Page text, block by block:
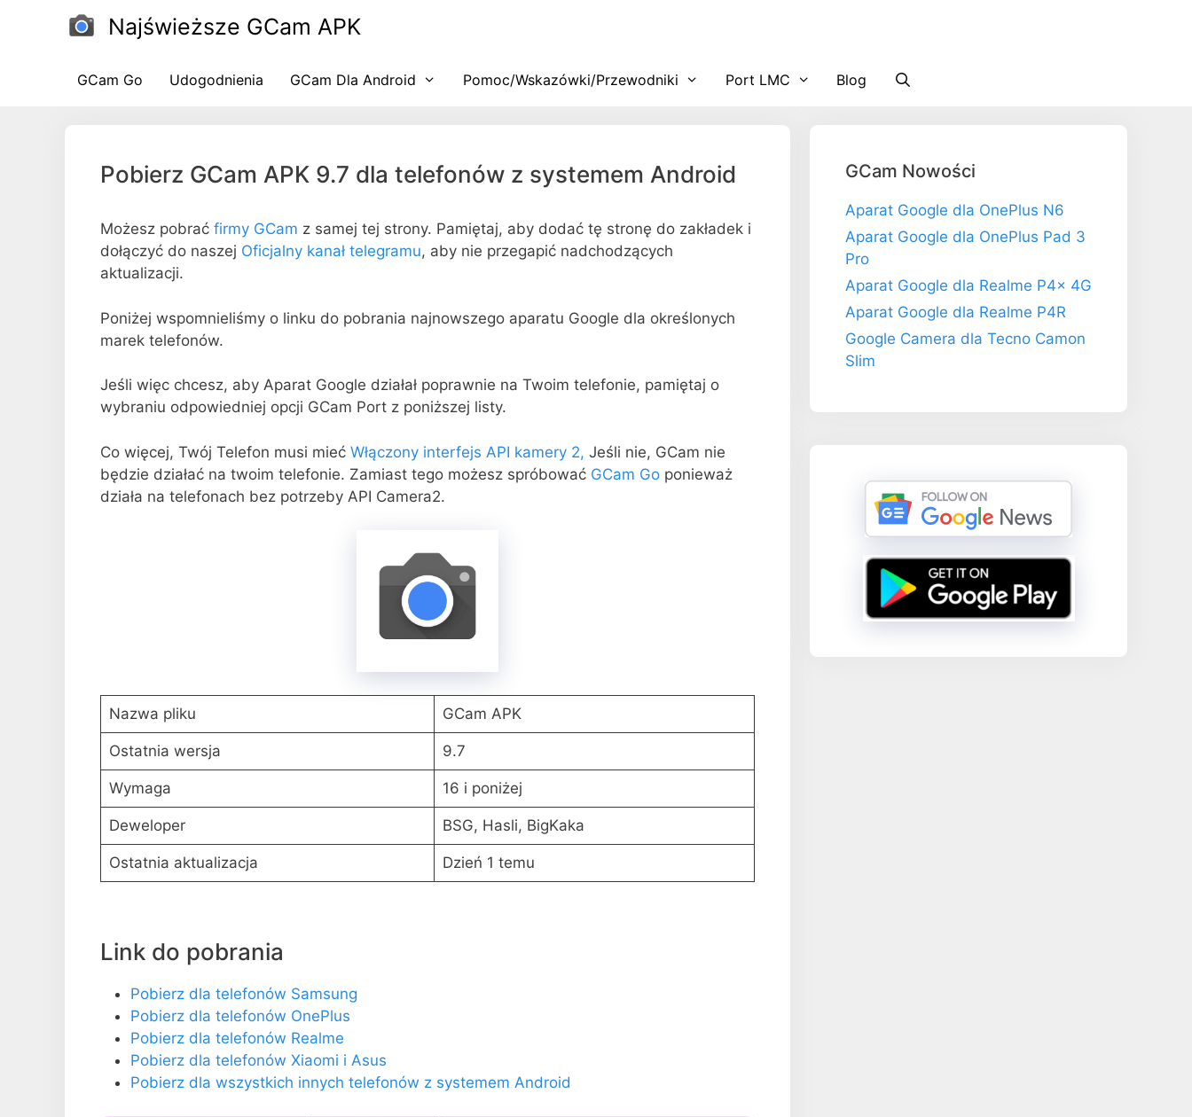
Najświeższe GCam APK
GCam Go Udogodnienia GCam Dla Android Pomoc/Wskazówki/Przewodniki Port LMC Blog
Pobierz GCam APK 9.7 dla telefonów z systemem Android
Możesz pobrać firmy GCam z samej tej strony. Pamiętaj, aby dodać tę stronę do zakładek i
dołączyć do naszej Oficjalny kanał telegramu, aby nie przegapić nadchodzących
aktualizacji.
Poniżej wspomnieliśmy o linku do pobrania najnowszego aparatu Google dla określonych
marek telefonów.
Jeśli więc chcesz, aby Aparat Google działał poprawnie na Twoim telefonie, pamiętaj o
wybraniu odpowiedniej opcji GCam Port z poniższej listy.
Co więcej, Twój Telefon musi mieć Włączony interfejs API kamery 2, Jeśli nie, GCam nie
będzie działać na twoim telefonie. Zamiast tego możesz spróbować GCam Go ponieważ
działa na telefonach bez potrzeby API Camera2.
Nazwa pliku GCam APK
Ostatnia wersja 9.7
Wymaga 16 i poniżej
Deweloper BSG, Hasli, BigKaka
Ostatnia aktualizacja Dzień 1 temu
Link do pobrania
Pobierz dla telefonów Samsung
Pobierz dla telefonów OnePlus
Pobierz dla telefonów Realme
Pobierz dla telefonów Xiaomi i Asus
Pobierz dla wszystkich innych telefonów z systemem Android
GCam Nowości
Aparat Google dla OnePlus N6
Aparat Google dla OnePlus Pad 3
Pro
Aparat Google dla Realme P4x 4G
Aparat Google dla Realme P4R
Google Camera dla Tecno Camon
Slim